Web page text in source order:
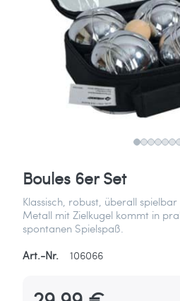
Boules 6er Set
Klassisch, robust, überall
Metall mit Zielkugel kommt in
spontanen Spielspaß.
Art.-Nr.
106066